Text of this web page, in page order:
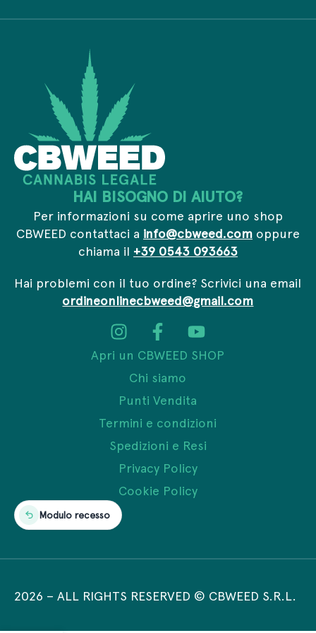
a
i*
Apri un CBWEED SHOP
Chi siamo
Punti Vendita
Termini e condizioni
Spedizioni e Resi
Privacy Policy
Cookie Policy
Modulo recesso
HAI BISOGNO DI AIUTO?
Per informazioni su come aprire uno shop
CBWEED contattaci a info@cbweed.comoppure
chiama il +39 0543 093663
Hai problemi con il tuo ordine? Scrivici una email
ordineonlinecbweed@gmail.com
2026 – ALL RIGHTS RESERVED © CBWEED S.R.L.